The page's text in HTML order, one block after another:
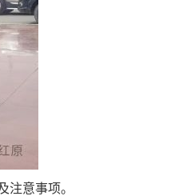
意事项。